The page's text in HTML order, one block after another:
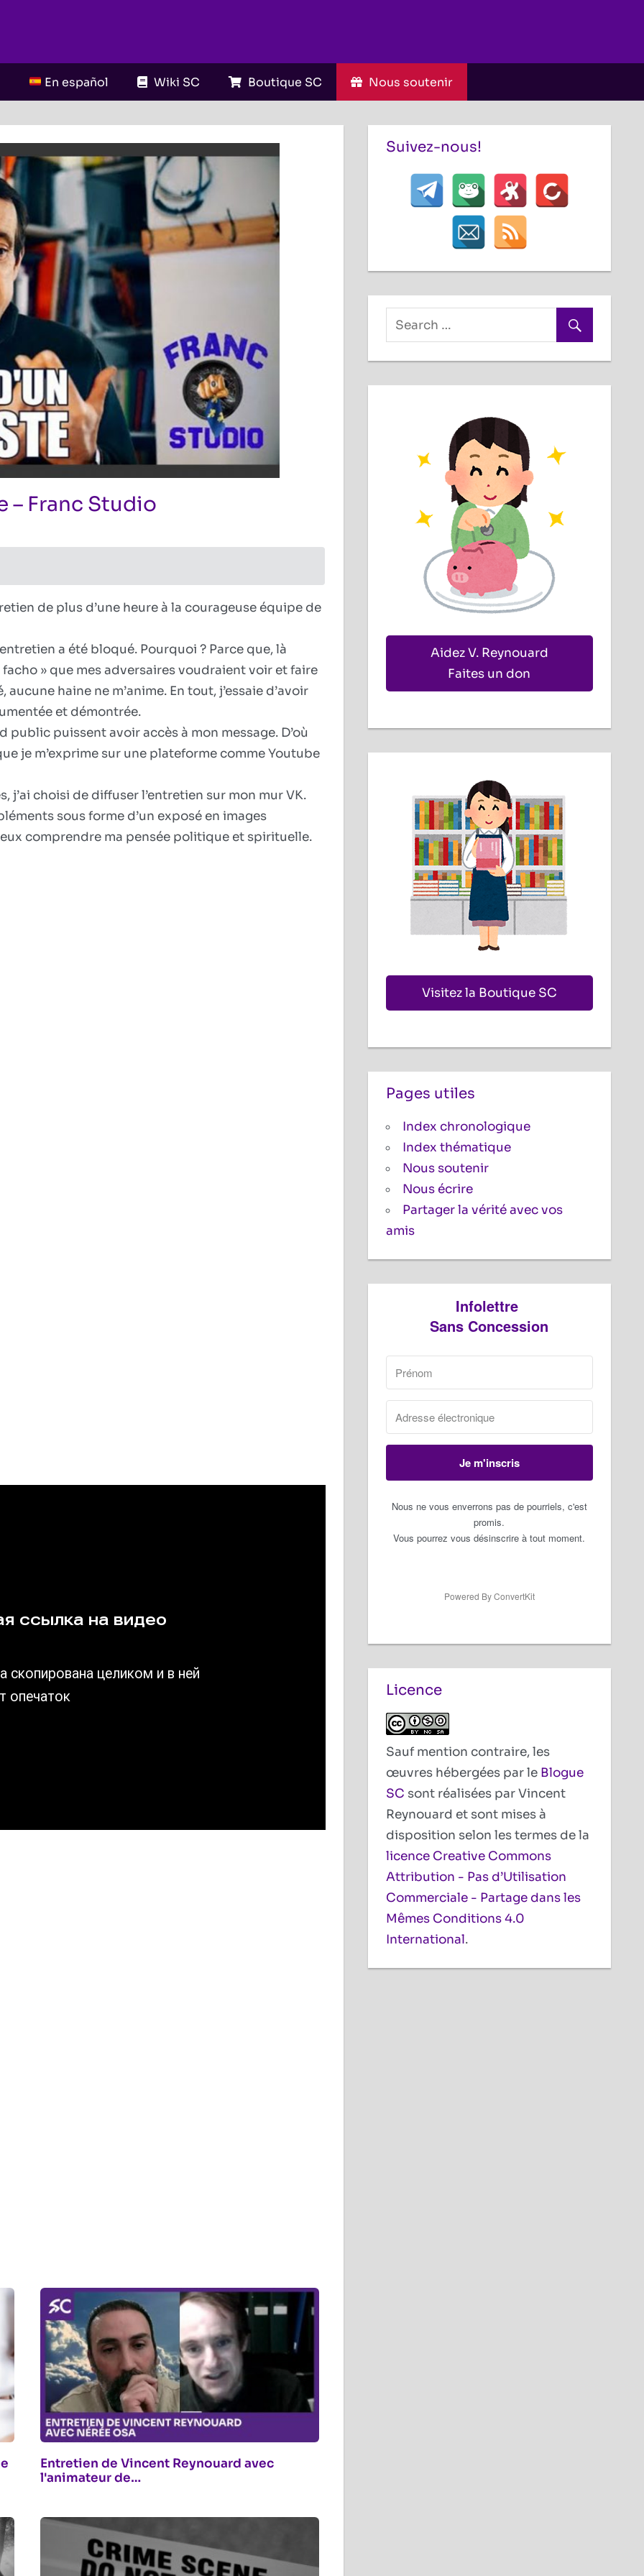
En español Wiki SC Boutique SC Nous soutenir
– Franc Studio
Franc
de plus d’une heure à la courageuse équipe de
a été bloqué. Pourquoi ? Parce que, là
» que mes adversaires voudraient voir et faire
haine ne m’anime. En tout, j’essaie d’avoir
et démontrée.
puissent avoir accès à mon message. D’où
je m’exprime sur une plateforme comme Youtube
j’ai choisi de diffuser l’entretien sur mon mur VK.
sous forme d’un exposé en images
comprendre ma pensée politique et spirituelle.
Entretien de Vincent Reynouard avec
l'animateur de…
Suivez-nous!
Aidez V. Reynouard
Faites un don
Visitez la Boutique SC
Pages utiles
Index chronologique
Index thématique
Nous soutenir
Nous écrire
Partager la vérité avec vos
amis
Infolettre
Sans Concession
Je m'inscris
Nous ne vous enverrons pas de pourriels, c'est
promis.
Vous pourrez vous désinscrire à tout moment.
Powered By ConvertKit
Licence
Sauf mention contraire, les
œuvres hébergées par le Blogue
SC sont réalisées par Vincent
Reynouard et sont mises à
disposition selon les termes de la
licence Creative Commons
Attribution - Pas d’Utilisation
Commerciale - Partage dans les
Mêmes Conditions 4.0
International.